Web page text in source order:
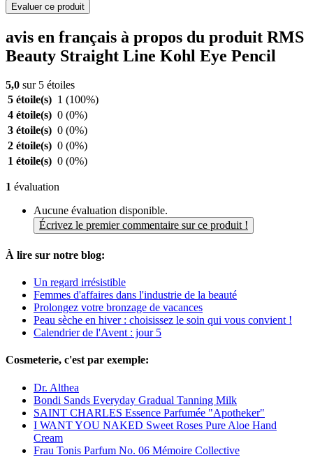
Evaluer ce produit
avis en français à propos du produit RMS
Beauty Straight Line Kohl Eye Pencil
5,0 sur 5 étoiles
5 étoile(s) 1 (100%)
4 étoile(s) 0 (0%)
3 étoile(s) 0 (0%)
2 étoile(s) 0 (0%)
1 étoile(s) 0 (0%)
1 évaluation
Aucune évaluation disponible.
Écrivez le premier commentaire sur ce produit !
À lire sur notre blog:
Un regard irrésistible
Femmes d'affaires dans l'industrie de la beauté
Prolongez votre bronzage de vacances
Peau sèche en hiver : choisissez le soin qui vous convient !
Calendrier de l'Avent : jour 5
Cosmeterie, c'est par exemple:
Dr. Althea
Bondi Sands Everyday Gradual Tanning Milk
SAINT CHARLES Essence Parfumée "Apotheker"
I WANT YOU NAKED Sweet Roses Pure Aloe Hand
Cream
Frau Tonis Parfum No. 06 Mémoire Collective